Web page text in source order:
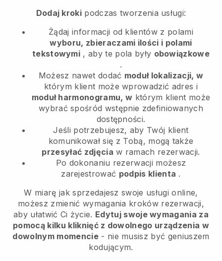
Dodaj kroki podczas tworzenia usługi:
Żądaj informacji od klientów z polami
wyboru, zbieraczami ilości i polami
tekstowymi , aby te pola były obowiązkowe
.
Możesz nawet dodać moduł lokalizacji, w
którym klient może wprowadzić adres i
moduł harmonogramu, w którym klient może
wybrać spośród wstępnie zdefiniowanych
dostępności.
Jeśli potrzebujesz, aby Twój klient
komunikował się z Tobą, mogą także
przesyłać zdjęcia w ramach rezerwacji.
Po dokonaniu rezerwacji możesz
zarejestrować podpis klienta .
W miarę jak sprzedajesz swoje usługi online,
możesz zmienić wymagania kroków rezerwacji,
aby ułatwić Ci życie. Edytuj swoje wymagania za
pomocą kilku kliknięć z dowolnego urządzenia w
dowolnym momencie- nie musisz być geniuszem
kodującym.